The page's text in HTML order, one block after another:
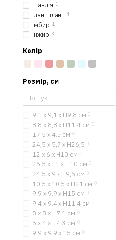
шавлія 1
іланг-іланг 4
імбир 1
інжир 3
Колір
Розмір, см
9,1 x 9,1 x H9,8 см 0
8,8 x 8,8 x H11,4 см 0
17.5 x 4.5 см 0
24,5 х 5,7 х Н26,5 0
12 х 6 х Н10 см 0
25.5 х 11 х Н10 см 0
24,5 х 9 х Н9,5 см 0
10,5 х 10,5 х H21 см 0
9.9 x 9.9 x Н15 см 0
9.4 x 9.4 x Н11.4 см 0
8 x 8 x Н7.1 см 0
5 x 4 x Н4.3 см 0
9.9 x 9.9 x 15 см 0